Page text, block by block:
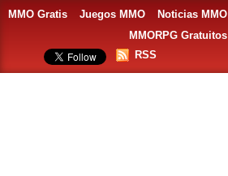
MMO Gratis Juegos MMO Noticias MMO
MMORPG Gratuitos
RSS